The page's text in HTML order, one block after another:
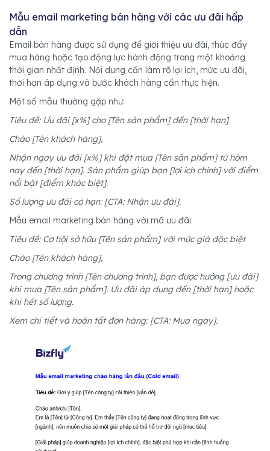
Mẫu email marketing bán hàng với các ưu đãi hấp
dẫn
Email bán hàng được sử dụng để giới thiệu ưu đãi, thúc đẩy
mua hàng hoặc tạo động lực hành động trong một khoảng
thời gian nhất định. Nội dung cần làm rõ lợi ích, mức ưu đãi,
thời hạn áp dụng và bước khách hàng cần thực hiện.
Một số mẫu thường gặp như:
Tiêu đề: Ưu đãi [x%] cho [Tên sản phẩm] đến [thời hạn]
Chào [Tên khách hàng],
Nhận ngay ưu đãi [x%] khi đặt mua [Tên sản phẩm] từ hôm
nay đến [thời hạn]. Sản phẩm giúp bạn [lợi ích chính] với điểm
nổi bật [điểm khác biệt].
Số lượng ưu đãi có hạn: [CTA: Nhận ưu đãi].
Mẫu email marketing bán hàng với mã ưu đãi:
Tiêu đề: Cơ hội sở hữu [Tên sản phẩm] với mức giá đặc biệt
Chào [Tên khách hàng],
Trong chương trình [Tên chương trình], bạn được hưởng [ưu đãi]
khi mua [Tên sản phẩm]. Ưu đãi áp dụng đến [thời hạn] hoặc
khi hết số lượng.
Xem chi tiết và hoàn tất đơn hàng: [CTA: Mua ngay].